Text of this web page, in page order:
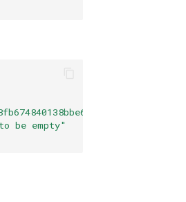
be empty"